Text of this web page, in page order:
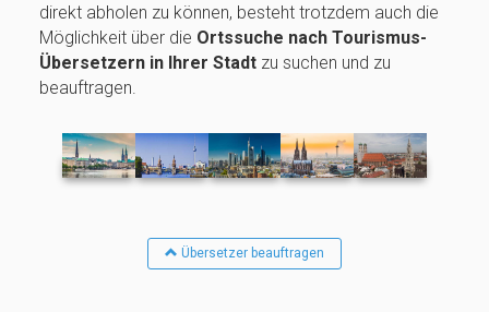
direkt abholen zu können, besteht trotzdem auch die
Möglichkeit über die Ortssuche nach Tourismus-
Übersetzern in Ihrer Stadtzu suchen und zu
beauftragen.
Übersetzer beauftragen